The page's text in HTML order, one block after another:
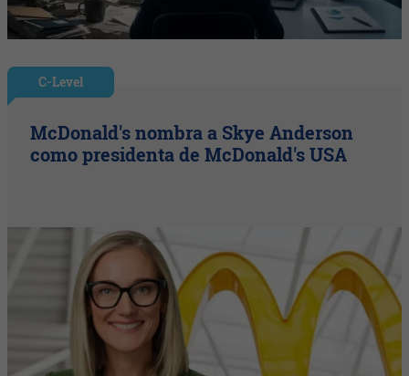
C-Level
McDonald's nombra a Skye Anderson
como presidenta de McDonald's USA